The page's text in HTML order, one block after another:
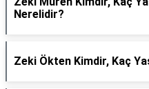
Nerelidir?
Zeki Ökten Kimdir, Kaç